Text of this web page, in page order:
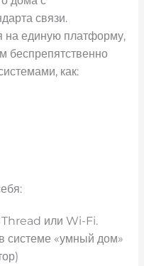
связи.
на единую платформу,
беспрепятственно
как:
Thread или Wi-Fi.
системе «умный дом»